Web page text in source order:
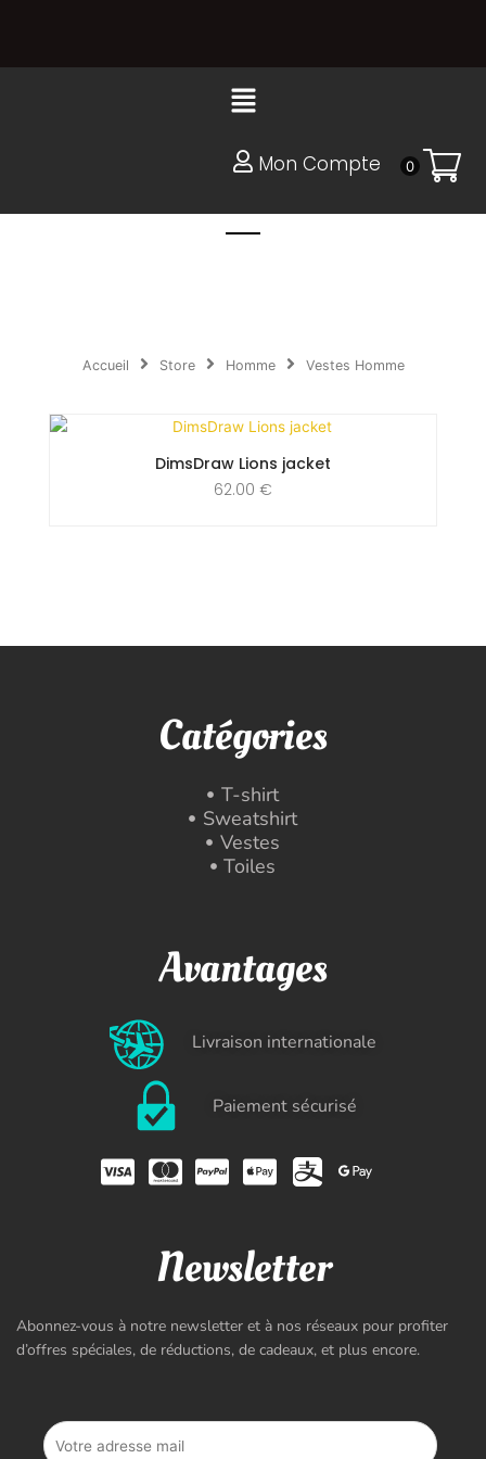
Menu
Mon Compte 0
Accueil Store Homme Vestes Homme
DimsDraw Lions jacket
62.00 €
Catégories
T-shirt
Sweatshirt
Vestes
Toiles
Avantages
Livraison internationale
Paiement sécurisé
Newsletter
Abonnez-vous à notre newsletter et à nos réseaux pour profiter
d’offres spéciales, de réductions, de cadeaux, et plus encore.